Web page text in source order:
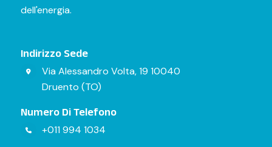
dell'energia.
Indirizzo Sede
Via Alessandro Volta, 19 10040
Druento (TO)
Numero Di Telefono
+011 994 1034